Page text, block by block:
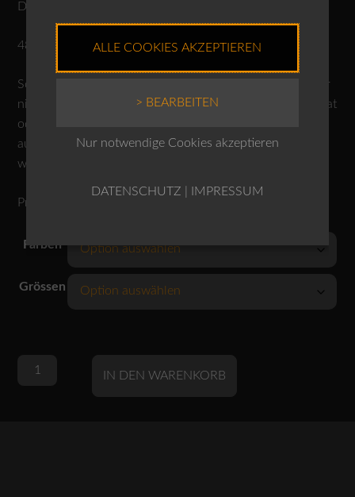
Düngemitteln und Pestiziden.
48% Modal, 47% Baumwolle, 5% Elasthan
Schonwäsche 30°C, nicht bleichen, Trocknen im Tumbler
nicht möglich, mässig heiss bügeln, nicht reinigen. Separat
oder mit ähnlichen Farben waschen, Farbe kann
ausbluten. Flecken nicht lokal entfernen. Von links
waschen und bügeln.
Produktnr.: 10240710071
Farben
Grössen
OSKA
IN DEN WARENKORB
ALLE COOKIES AKZEPTIEREN
> BEARBEITEN
Nur notwendige Cookies akzeptieren
DATENSCHUTZ IMPRESSUM